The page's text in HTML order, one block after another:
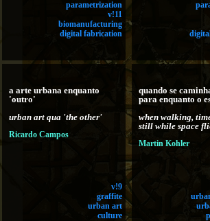
parametrization
v!11
biomanufacturing
digital fabrication
a arte urbana enquanto
'outro'
urban art qua 'the other'
Ricardo Campos
v!9
graffite
urban art
culture
quando se
para enquanto o
when walking,
still while space
Martin Kohler